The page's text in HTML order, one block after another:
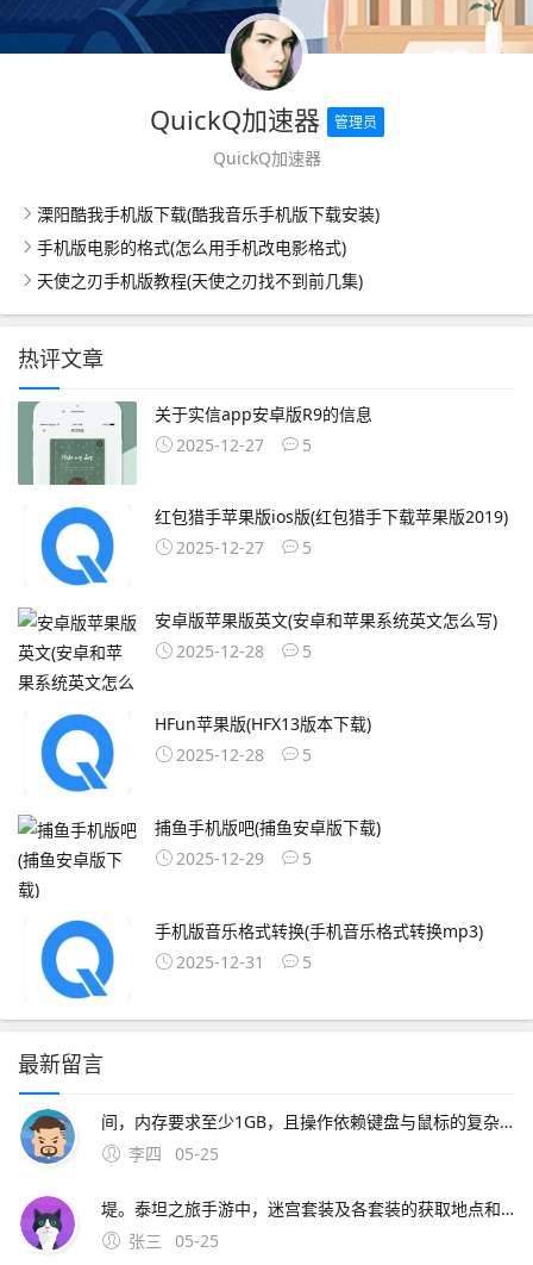
QuickQ加速器 管理员
QuickQ加速器
溧阳酷我手机版下载(酷我音乐手机版下载安装)
手机版电影的格式(怎么用手机改电影格式)
天使之刃手机版教程(天使之刃找不到前几集)
热评文章
关于实信app安卓版R9的信息
2025-12-27
5
红包猎手苹果版ios版(红包猎手下载苹果版2019)
2025-12-27
5
安卓版苹果版英文(安卓和苹果系统英文怎么写)
2025-12-28
5
HFun苹果版(HFX13版本下载)
2025-12-28
5
捕鱼手机版吧(捕鱼安卓版下载)
2025-12-29
5
手机版音乐格式转换(手机音乐格式转换mp3)
2025-12-31
5
最新留言
间，内存要求至少1GB，且操作依赖键盘与鼠标的复杂。在手机上玩魔兽世界，可通过网易云游戏实现云串流操作，具体步骤如下下载网易云游戏APP在手机应用商店搜索并安装“网易云
李四
05-25
堤。泰坦之旅手游中，迷宫套装及各套装的获取地点和怪物如下 迷宫套装 除了特定的绿装外，其余迷宫套装多为世界掉落，没有固定地点和怪物特定存档装下所有套装不现实，但可通过游侠下载TQValt装备大包，里面几乎包含泰坦的所有套装散件和神器 各套装获取地点及怪物。泰坦之旅手游任务接
张三
05-25